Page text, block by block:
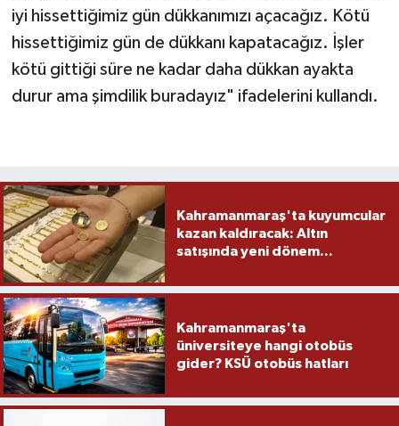
iyi hissettiğimiz gün dükkanımızı açacağız. Kötü
hissettiğimiz gün de dükkanı kapatacağız. İşler
kötü gittiği süre ne kadar daha dükkan ayakta
durur ama şimdilik buradayız" ifadelerini kullandı.
Kahramanmaraş'ta kuyumcular
kazan kaldıracak: Altın
satışında yeni dönem...
Kahramanmaraş'ta
üniversiteye hangi otobüs
gider? KSÜ otobüs hatları